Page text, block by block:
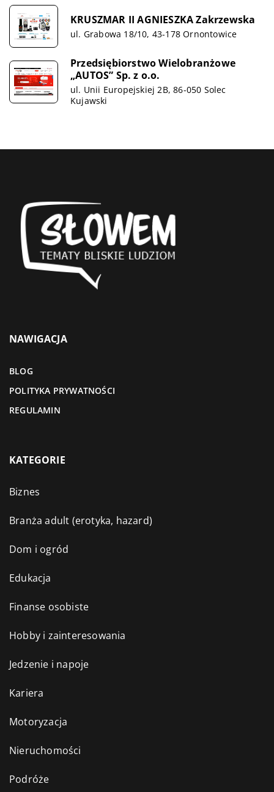
KRUSZMAR II AGNIESZKA Zakrzewska
ul. Grabowa 18/10, 43-178 Ornontowice
Przedsiębiorstwo Wielobranżowe
„AUTOS” Sp. z o.o.
ul. Unii Europejskiej 2B, 86-050 Solec
Kujawski
NAWIGACJA
BLOG
POLITYKA PRYWATNOŚCI
REGULAMIN
KATEGORIE
Biznes
Branża adult (erotyka, hazard)
Dom i ogród
Edukacja
Finanse osobiste
Hobby i zainteresowania
Jedzenie i napoje
Kariera
Motoryzacja
Nieruchomości
Podróże